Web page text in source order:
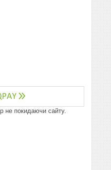
не покидаючи сайту.